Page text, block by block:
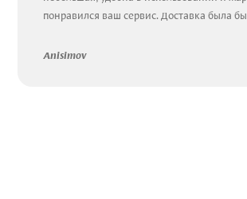
понравился ваш сервис. Доставка была
Anisimov